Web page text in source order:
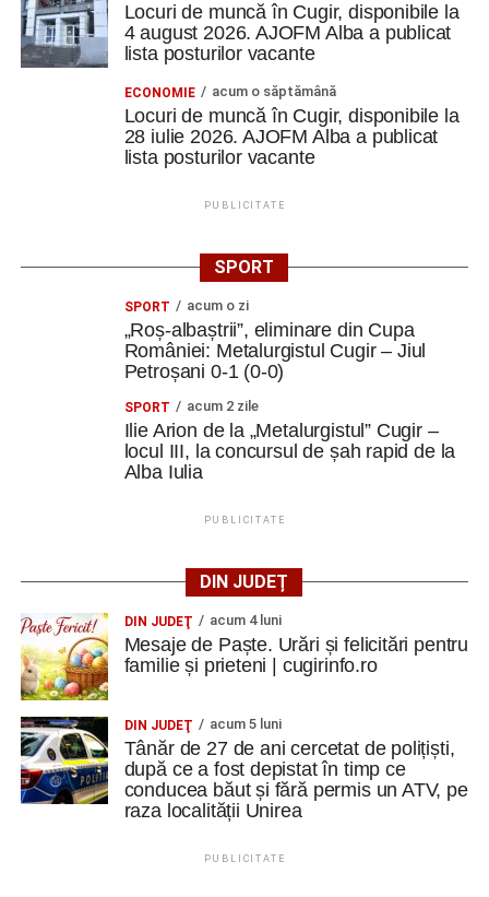
Locuri de muncă în Cugir, disponibile la
4 august 2026. AJOFM Alba a publicat
lista posturilor vacante
ECONOMIE acum o săptămână
Locuri de muncă în Cugir, disponibile la
28 iulie 2026. AJOFM Alba a publicat
lista posturilor vacante
PUBLICITATE
SPORT
SPORT acum o zi
„Roș-albaștrii”, eliminare din Cupa
României: Metalurgistul Cugir – Jiul
Petroșani 0-1 (0-0)
SPORT acum 2 zile
Ilie Arion de la „Metalurgistul” Cugir –
locul III, la concursul de șah rapid de la
Alba Iulia
PUBLICITATE
DIN JUDEȚ
DIN JUDEŢ acum 4 luni
Mesaje de Paște. Urări și felicitări pentru
familie și prieteni | cugirinfo.ro
DIN JUDEŢ acum 5 luni
Tânăr de 27 de ani cercetat de polițiști,
după ce a fost depistat în timp ce
conducea băut și fără permis un ATV, pe
raza localității Unirea
PUBLICITATE